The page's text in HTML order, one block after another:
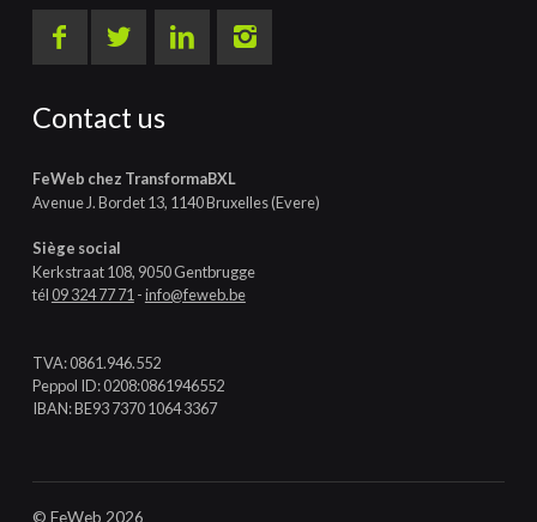
Contact us
FeWeb chez TransformaBXL
Avenue J. Bordet 13, 1140 Bruxelles (Evere)
Siège social
Kerkstraat 108, 9050 Gentbrugge
tél09 324 77 71 -info@feweb.be
TVA: 0861.946.552
Peppol ID: 0208:0861946552
IBAN: BE93 7370 1064 3367
© FeWeb 2026